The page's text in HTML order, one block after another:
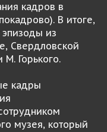
кадров в
В итоге,
из
Свердловской
Горького.
кадры
музея, который